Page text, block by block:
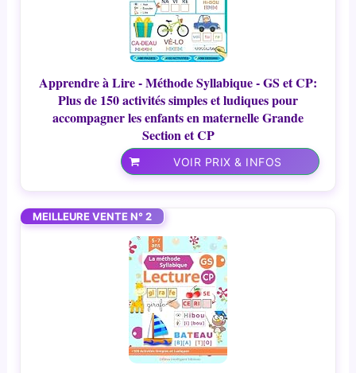
Apprendre à Lire - Méthode Syllabique - GS et CP:
Plus de 150 activités simples et ludiques pour
accompagner les enfants en maternelle Grande
Section et CP
VOIR PRIX & INFOS
MEILLEURE VENTE N° 2